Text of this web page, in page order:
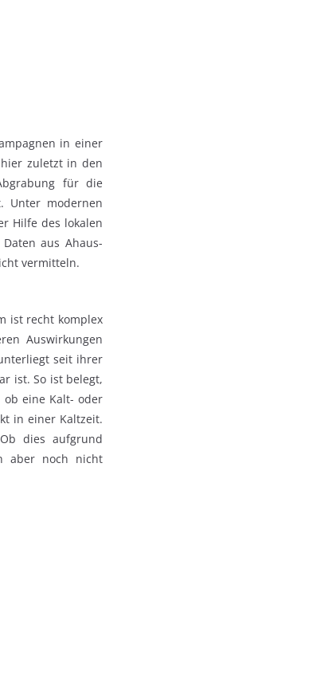
in einer
zuletzt in den
für die
Unter modernen
Hilfe des lokalen
aus Ahaus-
vermitteln.
ist recht komplex
Auswirkungen
seit ihrer
ist. So ist belegt,
ob eine Kalt- oder
in einer Kaltzeit.
dies aufgrund
aber noch nicht